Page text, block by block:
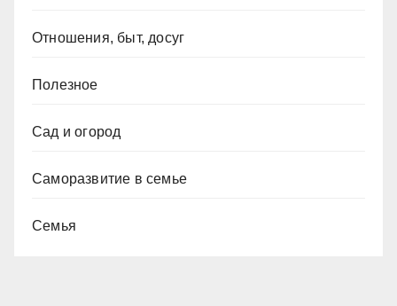
Отношения, быт, досуг
Полезное
Сад и огород
Саморазвитие в семье
Семья